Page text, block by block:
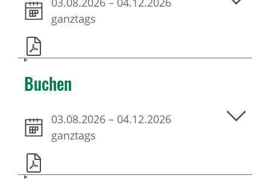
ganztags
Buchen
03.08.2026 – 04.12.2026
ganztags